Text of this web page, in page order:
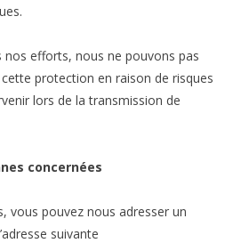
efforts, nous ne pouvons pas
cette protection en raison de risques
lors de la transmission de
concernées
vous pouvez nous adresser un
suivante